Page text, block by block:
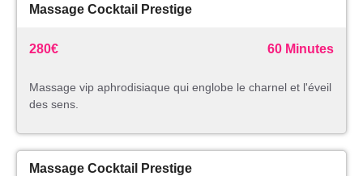
Massage Cocktail Prestige
280€ 60 Minutes
Massage vip aphrodisiaque qui englobe le charnel et l'éveil
des sens.
Massage Cocktail Prestige